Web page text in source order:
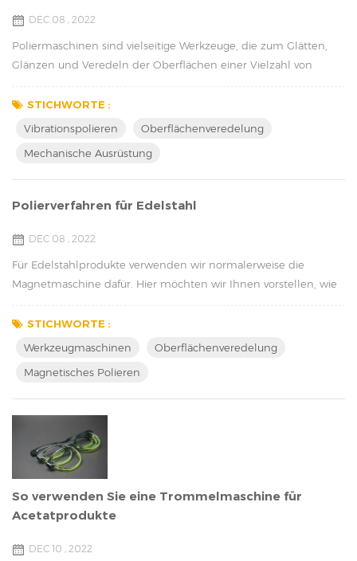
durchzuführen.
DEC 08 , 2022
Poliermaschinen sind vielseitige Werkzeuge, die zum Glätten,
Glänzen und Veredeln der Oberflächen einer Vielzahl von
Kanten verwendet werden. Von Metall und Kunststoff bis hin zu
Stein und Glas können Poliermaschinen verwendet werden, um
zu verbessern, was sie zu einem unverzic...
STICHWORTE :
Vibrationspolieren
Oberflächenveredelung
Mechanische Ausrüstung
Polierverfahren für Edelstahl
DEC 08 , 2022
Für Edelstahlprodukte verwenden wir normalerweise die
Magnetmaschine dafür. Hier möchten wir Ihnen vorstellen, wie
werden abrasive Materialien verwendet, um Oberflächenfehler
zu entfernen und ein glattes, glänzendes Finish zu erzielen. Der
gewünschten Finish ab, aber hier ist ein allgemei...
STICHWORTE :
Werkzeugmaschinen
Oberflächenveredelung
Magnetisches Polieren
So verwenden Sie eine Trommelmaschine für
Acetatprodukte
DEC 10 , 2022